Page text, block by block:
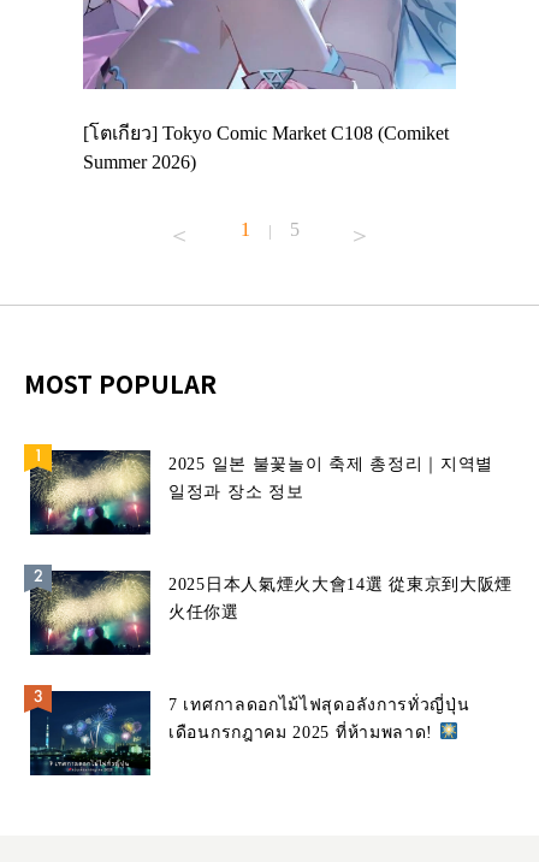
[โตเกียว] Tokyo Comic Market C108 (Comiket
Summer 2026)
1 | 5
MOST POPULAR
2025 일본 불꽃놀이 축제 총정리｜지역별
일정과 장소 정보
2025日本人氣煙火大會14選 從東京到大阪煙
火任你選
7 เทศกาลดอกไม้ไฟสุดอลังการทั่วญี่ปุ่น
เดือนกรกฎาคม 2025 ที่ห้ามพลาด!